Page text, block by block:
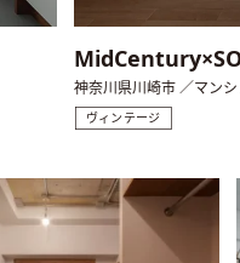
神奈川県川崎市 ／マン
ヴィンテージ